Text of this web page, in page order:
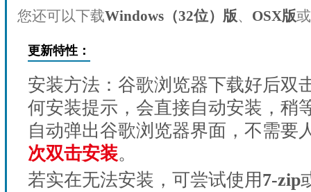
您还可以下载Windows（32位）版、 OSX版或
更新特性：
安装方法：谷歌浏览器下载好后双
何安装提示，会直接自动安装，稍
自动弹出谷歌浏览器界面，不需要
次双击安装。
若实在无法安装，可尝试使用7-zip